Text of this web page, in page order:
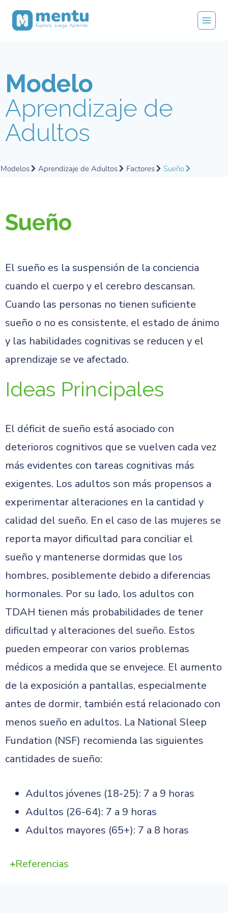
Modelo
Aprendizaje de
Adultos
Modelos Aprendizaje de Adultos Factores Sueño
Sueño
El sueño es la suspensión de la conciencia
cuando el cuerpo y el cerebro descansan.
Cuando las personas no tienen suficiente
sueño o no es consistente, el estado de ánimo
y las habilidades cognitivas se reducen y el
aprendizaje se ve afectado.
Ideas Principales
El déficit de sueño está asociado con
deterioros cognitivos que se vuelven cada vez
más evidentes con tareas cognitivas más
exigentes. Los adultos son más propensos a
experimentar alteraciones en la cantidad y
calidad del sueño. En el caso de las mujeres se
reporta mayor dificultad para conciliar el
sueño y mantenerse dormidas que los
hombres, posiblemente debido a diferencias
hormonales. Por su lado, los adultos con
TDAH tienen más probabilidades de tener
dificultad y alteraciones del sueño. Estos
pueden empeorar con varios problemas
médicos a medida que se envejece. El aumento
de la exposición a pantallas, especialmente
antes de dormir, también está relacionado con
menos sueño en adultos. La National Sleep
Fundation (NSF) recomienda las siguientes
cantidades de sueño:
Adultos jóvenes (18-25): 7 a 9 horas
Adultos (26-64): 7 a 9 horas
Adultos mayores (65+): 7 a 8 horas
Referencias